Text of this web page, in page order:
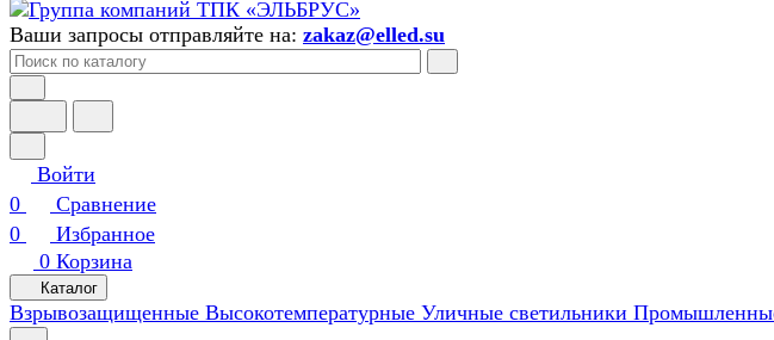
Ваши запросы отправляйте на: zakaz@elled.su
Войти
0
Сравнение
0
Избранное
0 Корзина
Каталог
Взрывозащищенные Высокотемпературные Уличные светильники